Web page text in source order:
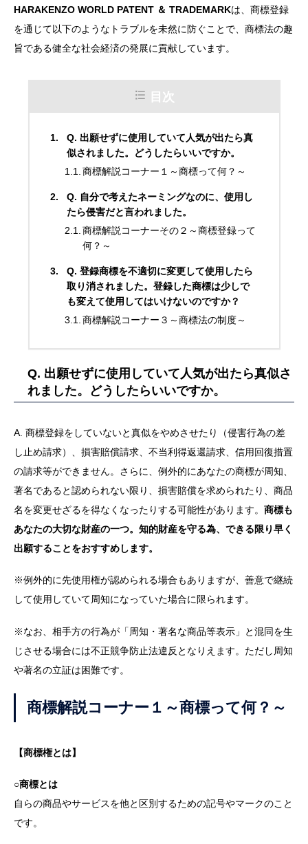
HARAKENZO WORLD PATENT ＆ TRADEMARKは、商標登録
を通じて以下のようなトラブルを未然に防ぐことで、商標法の趣
旨である健全な社会経済の発展に貢献しています。
目次
Q. 出願せずに使用していて人気が出たら真
似されました。どうしたらいいですか。
商標解説コーナー１～商標って何？～
Q. 自分で考えたネーミングなのに、使用し
たら侵害だと言われました。
商標解説コーナーその２～商標登録って
何？～
Q. 登録商標を不適切に変更して使用したら
取り消されました。登録した商標は少しで
も変えて使用してはいけないのですか？
商標解説コーナー３～商標法の制度～
Q. 出願せずに使用していて人気が出たら真似さ
れました。どうしたらいいですか。
A. 商標登録をしていないと真似をやめさせたり（侵害行為の差
し止め請求）、損害賠償請求、不当利得返還請求、信用回復措置
の請求等ができません。さらに、例外的にあなたの商標が周知、
著名であると認められない限り、損害賠償を求められたり、商品
名を変更せざるを得なくなったりする可能性があります。 商標も
あなたの大切な財産の一つ。知的財産を守る為、できる限り早く
出願することをおすすめします。
※例外的に先使用権が認められる場合もありますが、善意で継続
して使用していて周知になっていた場合に限られます。
※なお、相手方の行為が「周知・著名な商品等表示」と混同を生
じさせる場合には不正競争防止法違反となりえます。ただし周知
や著名の立証は困難です。
商標解説コーナー１～商標って何？～
【商標権とは】
○商標とは
自らの商品やサービスを他と区別するための記号やマークのこと
です。